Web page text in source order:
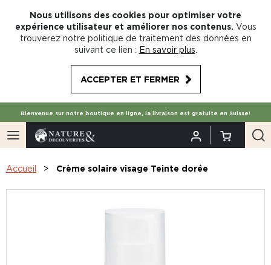
Nous utilisons des cookies pour optimiser votre
expérience utilisateur et améliorer nos contenus. Vous
trouverez notre politique de traitement des données en
suivant ce lien : En savoir plus
ACCEPTER ET FERMER
Bienvenue sur notre boutique en ligne, la livraison est gratuite en Suisse!
Accueil Crème solaire visage Teinte dorée